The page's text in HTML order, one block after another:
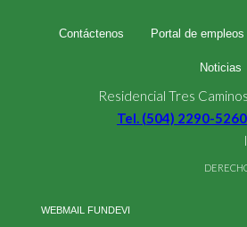
Contáctenos Portal de empleos
Noticias
Residencial Tres
Tel. (504) 2290-5260
WEBMAIL FUNDEVI